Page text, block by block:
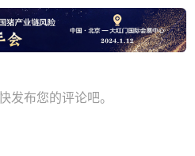
发布您的评论吧。